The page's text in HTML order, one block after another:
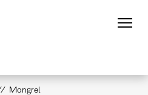
Mongrel